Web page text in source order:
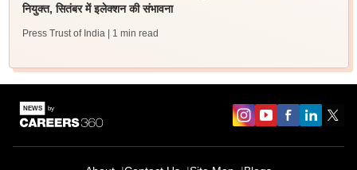
नियुक्त, सितंबर में इलेक्शन की संभावना
Press Trust of India | 1 min read